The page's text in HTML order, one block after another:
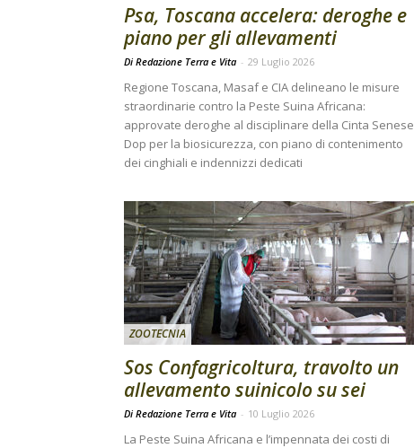
Psa, Toscana accelera: deroghe e
piano per gli allevamenti
Di Redazione Terra e Vita - 29 Luglio 2026
Regione Toscana, Masaf e CIA delineano le misure
straordinarie contro la Peste Suina Africana:
approvate deroghe al disciplinare della Cinta Senese
Dop per la biosicurezza, con piano di contenimento
dei cinghiali e indennizzi dedicati
ZOOTECNIA
Sos Confagricoltura, travolto un
allevamento suinicolo su sei
Di Redazione Terra e Vita - 10 Luglio 2026
La Peste Suina Africana e l’impennata dei costi di